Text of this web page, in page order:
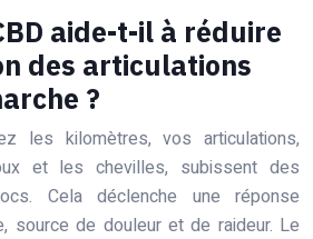
aide-t-il à réduire
des articulations
?
les kilomètres, vos articulations,
et les chevilles, subissent des
Cela déclenche une réponse
source de douleur et de raideur. Le